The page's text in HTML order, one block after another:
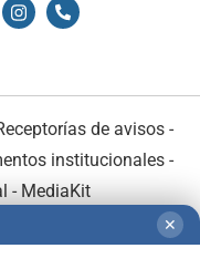
de avisos -
institucionales-
- MediaKit
✕